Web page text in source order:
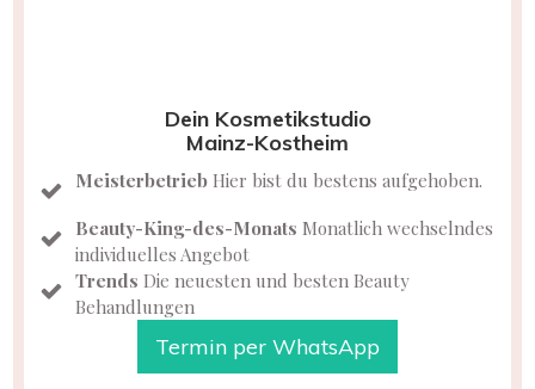
Dein Kosmetikstudio
Mainz-Kostheim
Meisterbetrieb Hier bist du bestens aufgehoben.
Beauty-King-des-Monats Monatlich wechselndes
individuelles Angebot
Trends Die neuesten und besten Beauty
Behandlungen
Termin per WhatsApp